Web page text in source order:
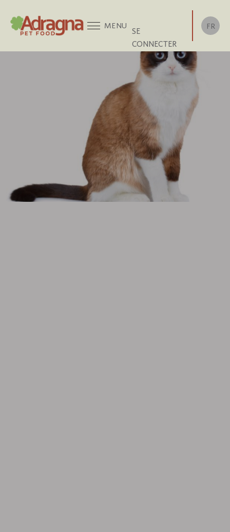
contenu
MENU
SE
CONNECTER
FR